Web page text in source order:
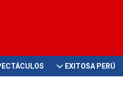
EXITOSA PERÚ